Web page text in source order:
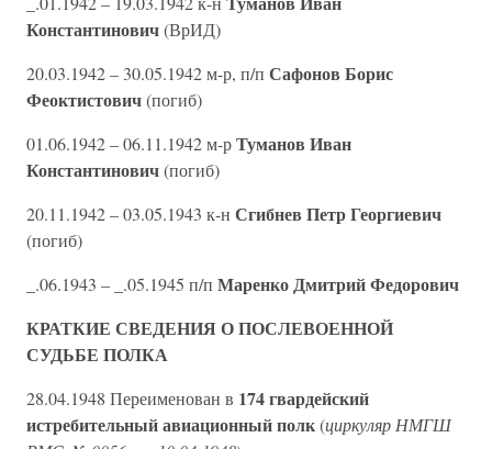
Константинович(ВрИД)
20.03.1942 – 30.05.1942 м-р, п/п Сафонов Борис
Феоктистович(погиб)
01.06.1942 – 06.11.1942 м-рТуманов Иван
Константинович(погиб)
20.11.1942 – 03.05.1943 к-н Сгибнев Петр Георгиевич
(погиб)
_.06.1943 – _.05.1945 п/п Маренко Дмитрий Федорович
КРАТКИЕ СВЕДЕНИЯ О ПОСЛЕВОЕННОЙ
СУДЬБЕ ПОЛКА
28.04.1948 Переименован в 174 гвардейский
истребительный авиационный полк(циркуляр НМГШ